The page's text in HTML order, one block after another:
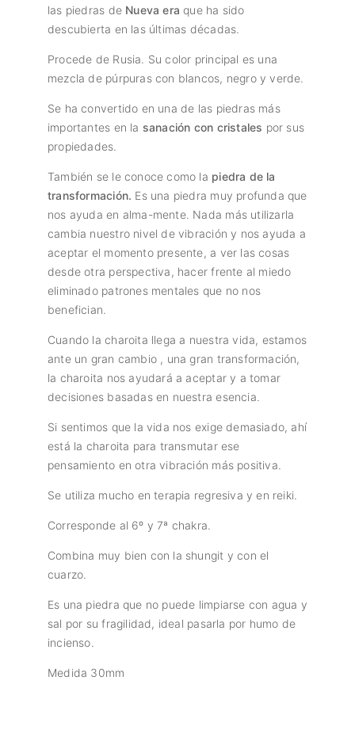
las piedras de Nueva era que ha sido
descubierta en las últimas décadas.
Procede de Rusia. Su color principal es una
mezcla de púrpuras con blancos, negro y verde.
Se ha convertido en una de las piedras más
importantes en la sanación con cristales por sus
propiedades.
También se le conoce como la piedra de la
transformación. Es una piedra muy profunda que
nos ayuda en alma-mente. Nada más utilizarla
cambia nuestro nivel de vibración y nos ayuda a
aceptar el momento presente, a ver las cosas
desde otra perspectiva, hacer frente al miedo
eliminado patrones mentales que no nos
benefician.
Cuando la charoita llega a nuestra vida, estamos
ante un gran cambio , una gran transformación,
la charoita nos ayudará a aceptar y a tomar
decisiones basadas en nuestra esencia.
Si sentimos que la vida nos exige demasiado, ahí
está la charoita para transmutar ese
pensamiento en otra vibración más positiva.
Se utiliza mucho en terapia regresiva y en reiki.
Corresponde al 6º y 7ª chakra.
Combina muy bien con la shungit y con el
cuarzo.
Es una piedra que no puede limpiarse con agua y
sal por su fragilidad, ideal pasarla por humo de
incienso.
Medida 30mm